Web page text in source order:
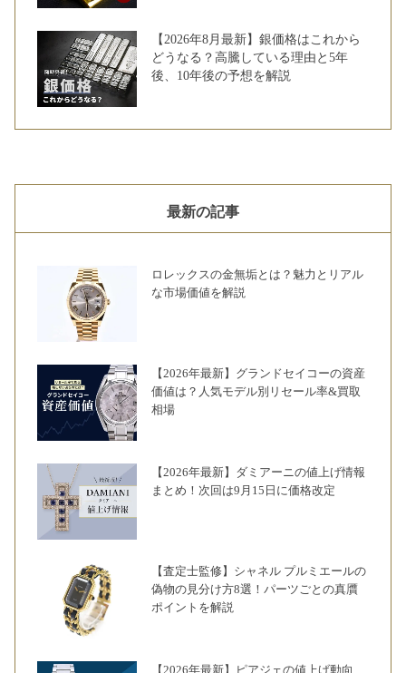
【2026年8月最新】銀価格はこれから
どうなる？高騰している理由と5年
後、10年後の予想を解説
最新の記事
ロレックスの金無垢とは？魅力とリアル
な市場価値を解説
【2026年最新】グランドセイコーの資産
価値は？人気モデル別リセール率&買取
相場
【2026年最新】ダミアーニの値上げ情報
まとめ！次回は9月15日に価格改定
【査定士監修】シャネル プルミエールの
偽物の見分け方8選！パーツごとの真贋
ポイントを解説
【2026年最新】ピアジェの値上げ動向